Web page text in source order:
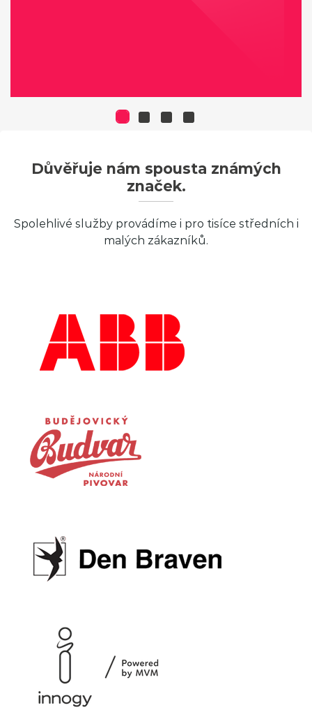
Důvěřuje nám spousta známých
značek.
Spolehlivé služby provádíme i pro tisíce středních i
malých zákazníků.